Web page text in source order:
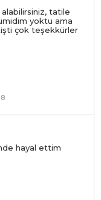
tatile
yoktu ama
çok teşekkürler
hayal ettim